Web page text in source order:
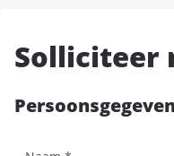
Solliciteer